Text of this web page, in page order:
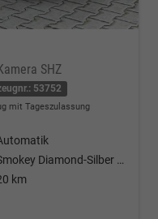
SHZ
53752
mit Tageszulassung
Smokey Diamond-Silber Metallic
km